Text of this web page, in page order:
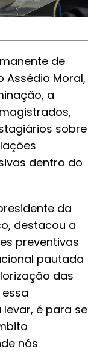
de
Assédio Moral,
a
sobre
dentro do
da
destacou a
preventivas
pautada
das
é para se
nós